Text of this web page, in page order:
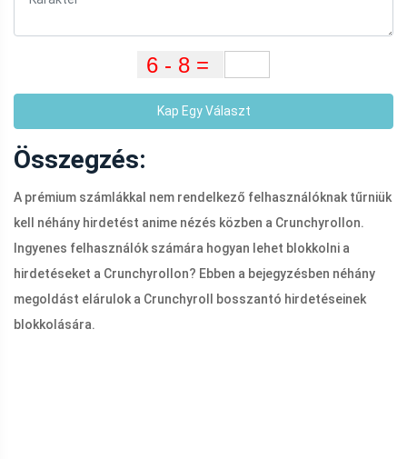
Kap Egy Választ
Összegzés:
A prémium számlákkal nem rendelkező felhasználóknak tűrniük
kell néhány hirdetést anime nézés közben a Crunchyrollon.
Ingyenes felhasználók számára hogyan lehet blokkolni a
hirdetéseket a Crunchyrollon? Ebben a bejegyzésben néhány
megoldást elárulok a Crunchyroll bosszantó hirdetéseinek
blokkolására.